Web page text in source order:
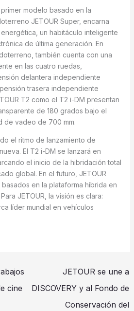
modelo basado en la
JETOUR Super, encarna
un habitáculo inteligente
de última generación. En
también cuenta con una
en las cuatro ruedas,
delantera independiente
trasera independiente
T2 como el T2 i-DM presentan
de 180 grados bajo el
de vadeo de 700 mm.
el ritmo de lanzamiento de
El T2 i-DM se lanzará en
el inicio de la hibridación total
global. En el futuro, JETOUR
en la plataforma híbrida en
JETOUR, la visión es clara:
líder mundial en vehículos
cine
JETOUR se une a
DISCOVERY y al Fondo de
Conservación del